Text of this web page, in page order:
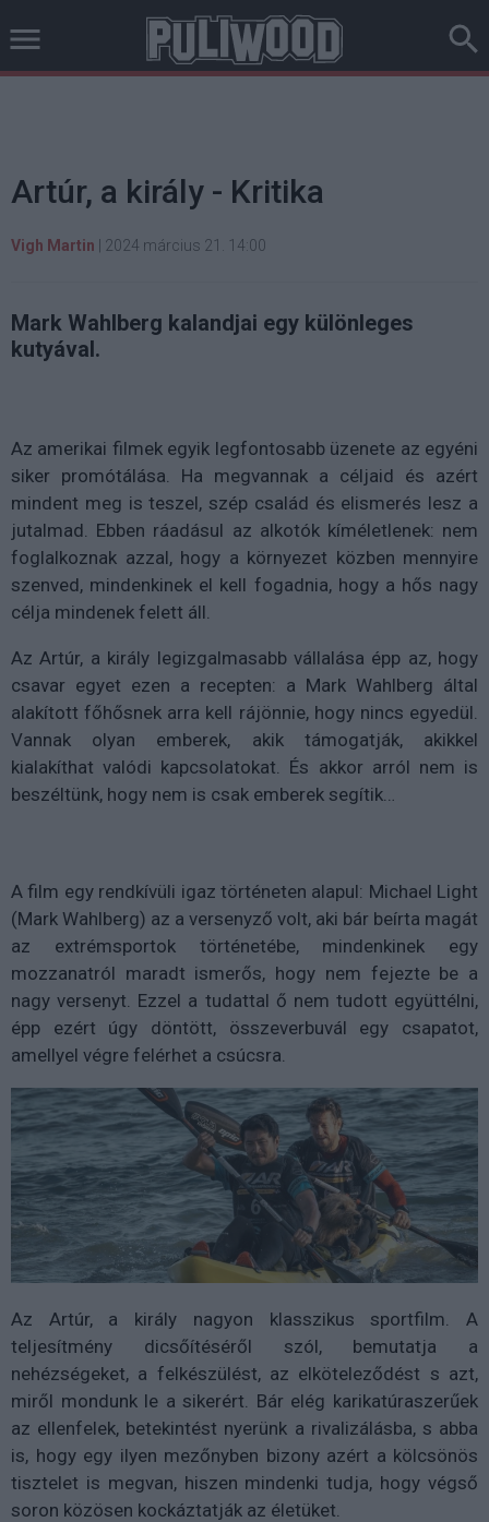
Artúr, a király - Kritika
Vigh Martin 2024 március 21. 14:00
Mark Wahlberg kalandjai egy különleges
kutyával.
Az amerikai filmek egyik legfontosabb üzenete az egyéni
siker promótálása. Ha megvannak a céljaid és azért
mindent meg is teszel, szép család és elismerés lesz a
jutalmad. Ebben ráadásul az alkotók kíméletlenek: nem
foglalkoznak azzal, hogy a környezet közben mennyire
szenved, mindenkinek el kell fogadnia, hogy a hős nagy
célja mindenek felett áll.
Az Artúr, a király legizgalmasabb vállalása épp az, hogy
csavar egyet ezen a recepten: a Mark Wahlberg által
alakított főhősnek arra kell rájönnie, hogy nincs egyedül.
Vannak olyan emberek, akik támogatják, akikkel
kialakíthat valódi kapcsolatokat. És akkor arról nem is
beszéltünk, hogy nem is csak emberek segítik…
A film egy rendkívüli igaz történeten alapul: Michael Light
(Mark Wahlberg) az a versenyző volt, aki bár beírta magát
az extrémsportok történetébe, mindenkinek egy
mozzanatról maradt ismerős, hogy nem fejezte be a
nagy versenyt. Ezzel a tudattal ő nem tudott együttélni,
épp ezért úgy döntött, összeverbuvál egy csapatot,
amellyel végre felérhet a csúcsra.
Az Artúr, a király nagyon klasszikus sportfilm. A
teljesítmény dicsőítéséről szól, bemutatja a
nehézségeket, a felkészülést, az elköteleződést s azt,
miről mondunk le a sikerért. Bár elég karikatúraszerűek
az ellenfelek, betekintést nyerünk a rivalizálásba, s abba
is, hogy egy ilyen mezőnyben bizony azért a kölcsönös
tisztelet is megvan, hiszen mindenki tudja, hogy végső
soron közösen kockáztatják az életüket.